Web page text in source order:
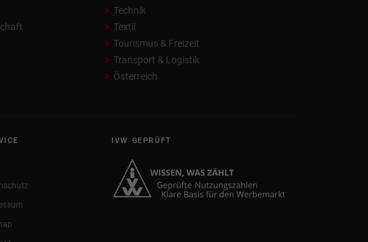
Technik
Textil
Tourismus & Freizeit
Transport & Logistik
Österreich
IVW GEPRÜFT